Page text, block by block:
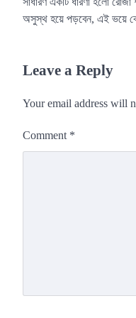
অসুস্থ হয়ে পড়বেন, এই ভয়ে
Leave a Reply
Your email address will
Comment *